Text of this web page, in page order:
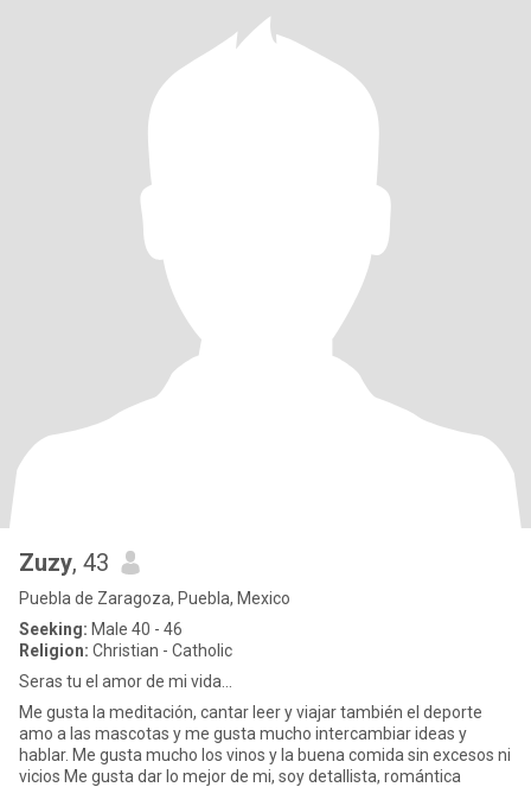
Zuzy, 43
Puebla de Zaragoza, Puebla, Mexico
Seeking: Male 40 - 46
Religion: Christian - Catholic
Seras tu el amor de mi vida...
Me gusta la meditación, cantar leer y viajar también el deporte
amo a las mascotas y me gusta mucho intercambiar ideas y
hablar. Me gusta mucho los vinos y la buena comida sin excesos ni
vicios Me gusta dar lo mejor de mi, soy detallista, romántica